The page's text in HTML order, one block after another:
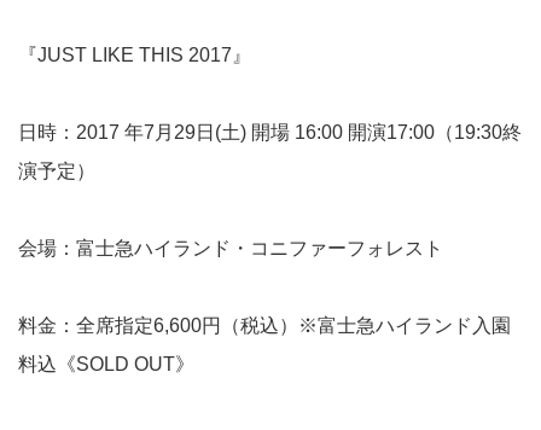
『JUST LIKE THIS 2017』
日時：2017 年7月29日(土) 開場 16:00 開演17:00（19:30終
演予定）
会場：富士急ハイランド・コニファーフォレスト
料金：全席指定6,600円（税込）※富士急ハイランド入園
料込《SOLD OUT》